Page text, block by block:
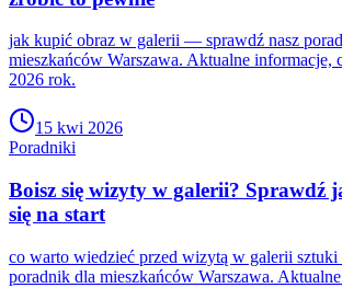
jak kupić obraz w galerii — sprawdź nasz
mieszkańców Warszawa. Aktualne informacje,
2026 rok.
15 kwi 2026
Poradniki
Boisz się wizyty w galerii? Sprawdź
się na start
co warto wiedzieć przed wizytą w galerii
poradnik dla mieszkańców Warszawa.